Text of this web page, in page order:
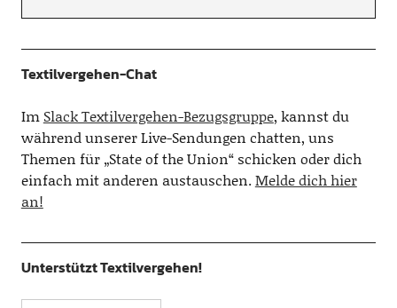
Textilvergehen-Chat
Im Slack Textilvergehen-Bezugsgruppe, kannst du
während unserer Live-Sendungen chatten, uns
Themen für „State of the Union“ schicken oder dich
einfach mit anderen austauschen.Melde dich hier
an!
Unterstützt Textilvergehen!